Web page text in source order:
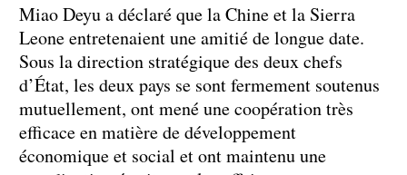
Miao Deyu a déclaré que la Chine et la Sierra
Leone entretenaient une amitié de longue date.
Sous la direction stratégique des deux chefs
d’État, les deux pays se sont fermement soutenus
mutuellement, ont mené une coopération très
efficace en matière de développement
économique et social et ont maintenu une